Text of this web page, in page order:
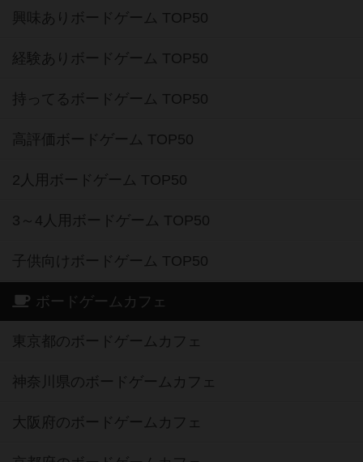
興味ありボードゲーム TOP50
経験ありボードゲーム TOP50
持ってるボードゲーム TOP50
高評価ボードゲーム TOP50
2人用ボードゲーム TOP50
3～4人用ボードゲーム TOP50
子供向けボードゲーム TOP50
ボードゲームカフェ
東京都のボードゲームカフェ
神奈川県のボードゲームカフェ
大阪府のボードゲームカフェ